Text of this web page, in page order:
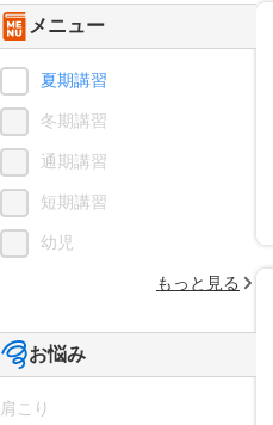
メニュー
夏期講習
冬期講習
通期講習
短期講習
幼児
もっと見る
お悩み
肩こり